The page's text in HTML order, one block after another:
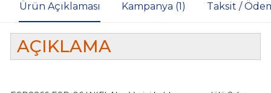
Ürün Açıklaması Kampanya (1) Taksit /
AÇIKLAMA